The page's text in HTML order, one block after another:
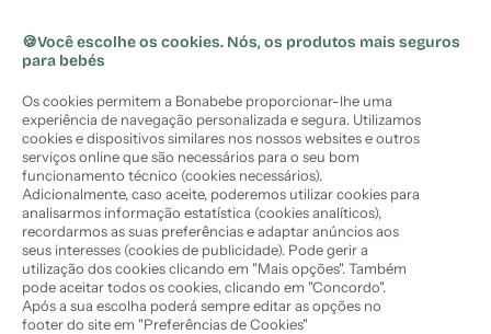
Continental)
Resultados da pesquisa
descontona sua compra
🍪Você escolhe os cookies. Nós, os produtos mais seguros
para bebés
Os cookies permitem a Bonabebe proporcionar-lhe uma
experiência de navegação personalizada e segura. Utilizamos
cookies e dispositivos similares nos nossos websites e outros
serviços online que são necessários para o seu bom
funcionamento técnico (cookies necessários).
Adicionalmente, caso aceite, poderemos utilizar cookies para
analisarmos informação estatística (cookies analíticos),
recordarmos as suas preferências e adaptar anúncios aos
seus interesses (cookies de publicidade). Pode gerir a
utilização dos cookies clicando em "Mais opções". Também
pode aceitar todos os cookies, clicando em "Concordo".
Após a sua escolha poderá sempre editar as opções no
footer do site em "Preferências de Cookies"